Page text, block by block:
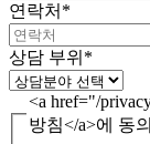
연락처 *
상담 부위 *
<a href="/
방침</a>에 동